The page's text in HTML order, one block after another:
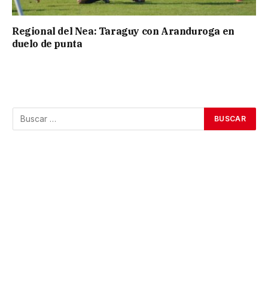
Regional del Nea: Taraguy con Aranduroga en
duelo de punta